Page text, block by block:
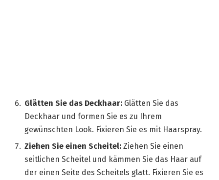
Glätten Sie das Deckhaar: Glätten Sie das
Deckhaar und formen Sie es zu Ihrem
gewünschten Look. Fixieren Sie es mit Haarspray.
Ziehen Sie einen Scheitel: Ziehen Sie einen
seitlichen Scheitel und kämmen Sie das Haar auf
der einen Seite des Scheitels glatt. Fixieren Sie es